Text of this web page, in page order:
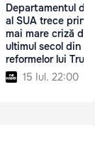
Departamentul de
al SUA trece prin
mai mare criză din
ultimul secol din
reformelor lui
15 Iul. 22:00